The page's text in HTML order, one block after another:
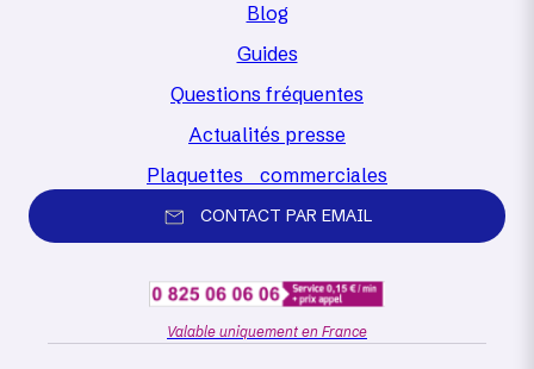
Blog
Guides
Questions fréquentes
Actualités presse
Plaquettes commerciales
CONTACT PAR EMAIL
Valable uniquement en France